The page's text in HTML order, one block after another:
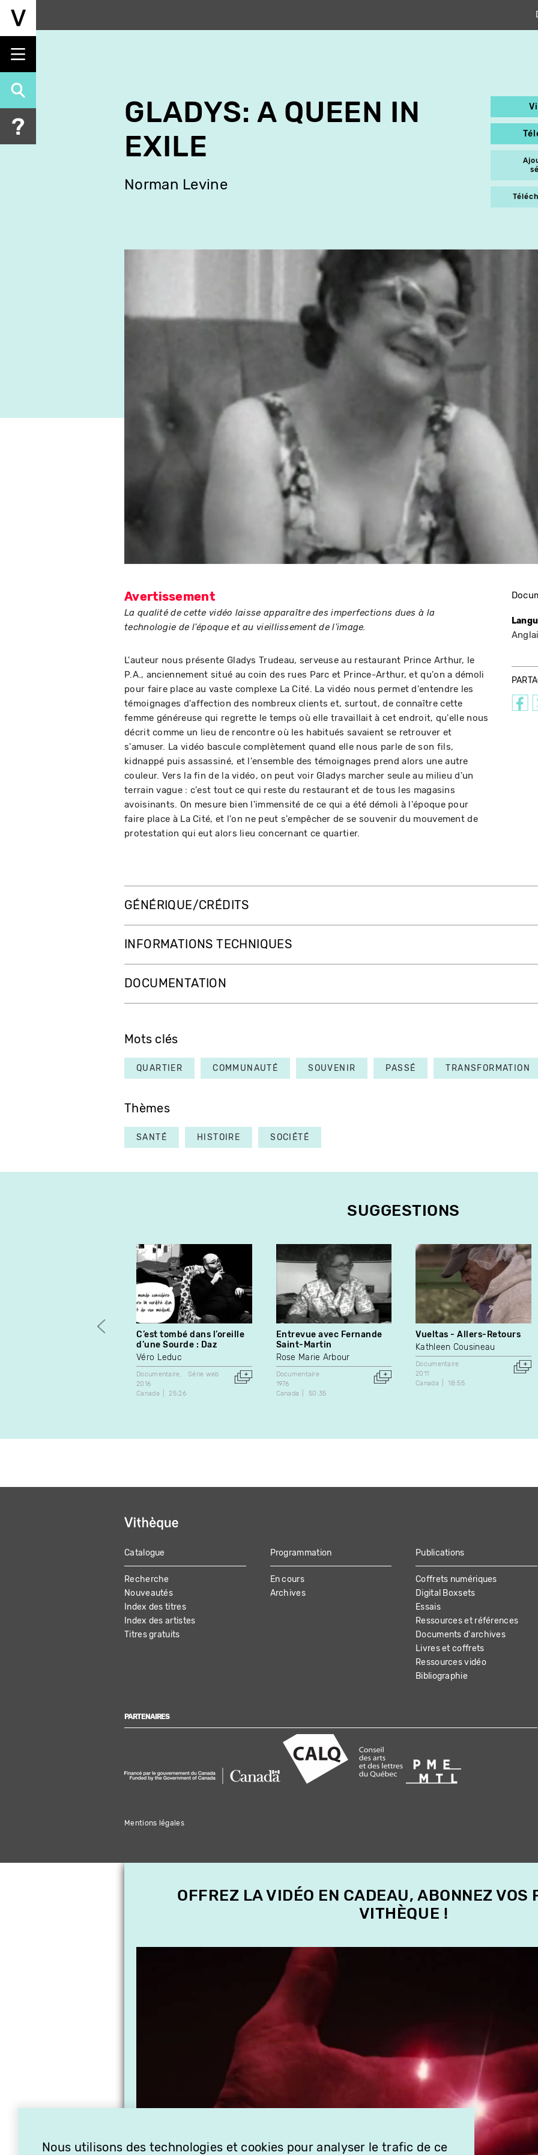
Aller
principal
GLADYS: A QUEEN IN
EXILE
Norman Levine
Avertissement
La qualité de cette vidéo laisse apparaître des imperfections dues à la
technologie de l'époque et au vieillissement de l'image.
L'auteur nous présente Gladys Trudeau, serveuse au restaurant Prince Arthur, le
P.A., anciennement situé au coin des rues Parc et Prince-Arthur, et qu'on a démoli
pour faire place au vaste complexe La Cité. La vidéo nous permet d'entendre les
témoignages d'affection des nombreux clients et, surtout, de connaître cette
femme généreuse qui regrette le temps où elle travaillait à cet endroit, qu'elle nous
décrit comme un lieu de rencontre où les habitués savaient se retrouver et
s'amuser. La vidéo bascule complètement quand elle nous parle de son fils,
kidnappé puis assassiné, et l'ensemble des témoignages prend alors une autre
couleur. Vers la fin de la vidéo, on peut voir Gladys marcher seule au milieu d'un
terrain vague : c'est tout ce qui reste du restaurant et de tous les magasins
avoisinants. On mesure bien l'immensité de ce qui a été démoli à l'époque pour
faire place à La Cité, et l'on ne peut s'empêcher de se souvenir du mouvement de
protestation qui eut alors lieu concernant ce quartier.
GÉNÉRIQUE/CRÉDITS
INFORMATIONS TECHNIQUES
DOCUMENTATION
Mots clés
QUARTIER COMMUNAUTÉ SOUVENIR PASSÉ TRANSFORMATION
Thèmes
SANTÉ HISTOIRE SOCIÉTÉ
SUGGESTIONS
C’est tombé dans l’oreille
d’une Sourde : Daz
Véro Leduc
Documentaire
Série web
2016
Canada
25:26
Entrevue avec Fernande
Saint-Martin
Rose Marie Arbour
Documentaire
1976
Canada
50:35
Vueltas - Allers-Retours
Kathleen Cousineau
Documentaire
2011
Canada
18:55
MAIN
NAVIGATION
Catalogue
Recherche
Nouveautés
Index des titres
Index des artistes
Titres gratuits
Programmation
En cours
Archives
Publications
Coffrets numériques
Digital Boxsets
Essais
Ressources et références
Documents d'archives
Livres et coffrets
Ressources vidéo
Bibliographie
PARTENAIRES
Mentions légales
Nous utilisons des technologies et cookies pour analyser le trafic de ce
OFFREZ LA VIDÉO EN CADEAU, ABONNEZ VOS
VITHÈQUE !